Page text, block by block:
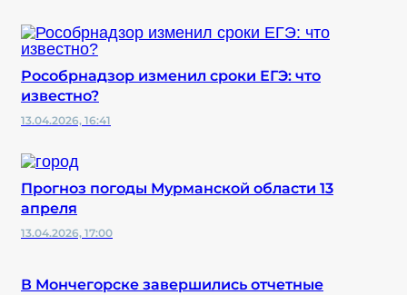
Рособрнадзор изменил сроки ЕГЭ: что
известно?
13.04.2026, 16:41
Прогноз погоды Мурманской области 13
апреля
13.04.2026, 17:00
В Мончегорске завершились отчетные